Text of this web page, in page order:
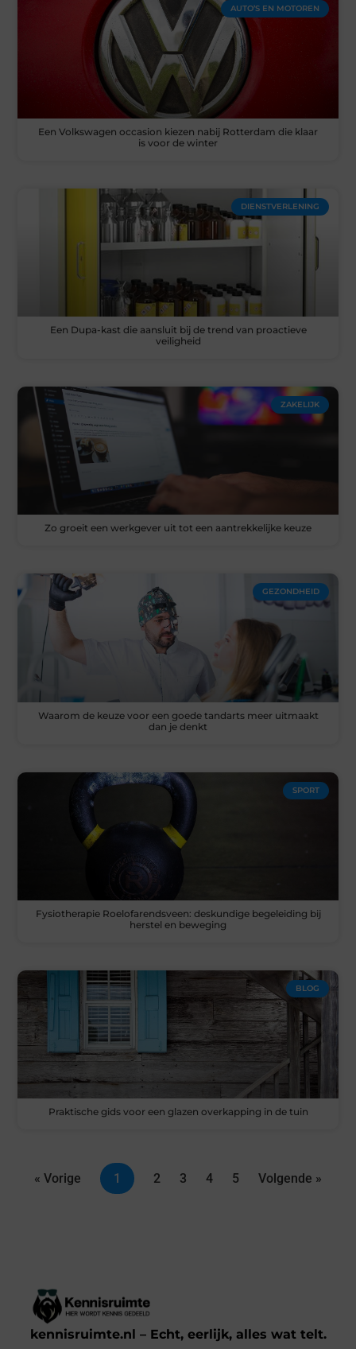
AUTO’S EN MOTOREN
Een Volkswagen occasion kiezen nabij Rotterdam die klaar
is voor de winter
DIENSTVERLENING
Een Dupa-kast die aansluit bij de trend van proactieve
veiligheid
ZAKELIJK
Zo groeit een werkgever uit tot een aantrekkelijke keuze
GEZONDHEID
Waarom de keuze voor een goede tandarts meer uitmaakt
dan je denkt
SPORT
Fysiotherapie Roelofarendsveen: deskundige begeleiding bij
herstel en beweging
BLOG
Praktische gids voor een glazen overkapping in de tuin
« Vorige 1 2 3 4 5 Volgende »
kennisruimte.nl – Echt, eerlijk, alles wat telt.